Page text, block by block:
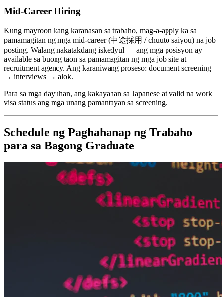
Mid-Career Hiring
Kung mayroon kang karanasan sa trabaho, mag-a-apply ka sa
pamamagitan ng mga mid-career (中途採用 / chuuto saiyou) na job
posting. Walang nakatakdang iskedyul — ang mga posisyon ay
available sa buong taon sa pamamagitan ng mga job site at
recruitment agency. Ang karaniwang proseso: document screening
→ interviews → alok.
Para sa mga dayuhan, ang kakayahan sa Japanese at valid na work
visa status ang mga unang pamantayan sa screening.
Schedule ng Paghahanap ng Trabaho
para sa Bagong Graduate